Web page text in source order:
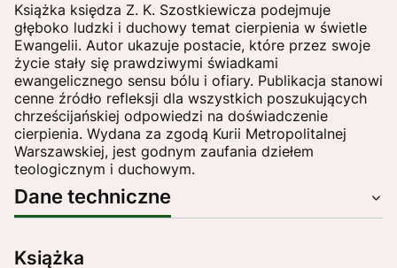
Książka księdza Z. K. Szostkiewicza podejmuje
głęboko ludzki i duchowy temat cierpienia w świetle
Ewangelii. Autor ukazuje postacie, które przez swoje
życie stały się prawdziwymi świadkami
ewangelicznego sensu bólu i ofiary. Publikacja stanowi
cenne źródło refleksji dla wszystkich poszukujących
chrześcijańskiej odpowiedzi na doświadczenie
cierpienia. Wydana za zgodą Kurii Metropolitalnej
Warszawskiej, jest godnym zaufania dziełem
teologicznym i duchowym.
Dane techniczne
Książka